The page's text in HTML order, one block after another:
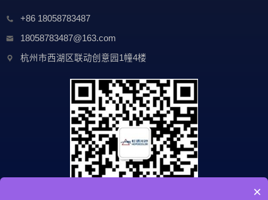
+86 18058783487
18058783487@163.com
杭州市西湖区联动创意园1幢4楼
×